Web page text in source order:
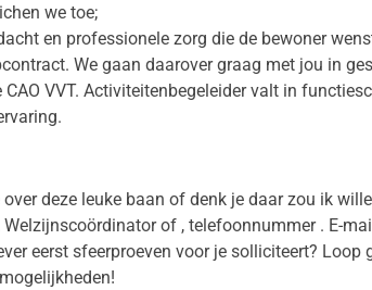
we toe;
en professionele zorg die de bewoner
We gaan daarover graag met jou in
CAO VVT. Activiteitenbegeleider valt in
deze leuke baan of denk je daar zou ik
Welzijnscoördinator of , telefoonnummer . E-
eerst sfeerproeven voor je solliciteert? Loop